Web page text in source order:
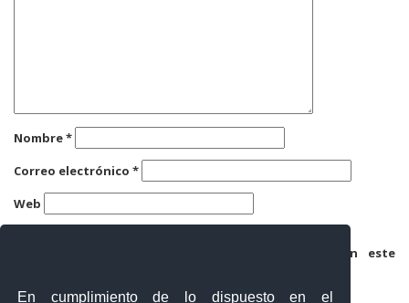
En cumplimiento de lo dispuesto en el
Nombre*
Correo electrónico *
Web
Guarda mi nombre, correo electrónico y web en este